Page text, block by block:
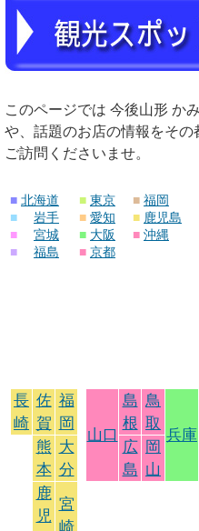
このページでは 今後山形 か
や、話題のお店の情報をそ
ご訪問くださいませ。
■ 北海道
■
岩手
■
宮城
■
福島
■ 東京
■ 愛知
■ 大阪
■ 京都
■ 福岡
■ 鹿児島
■ 沖縄
長
崎
佐
賀
福
岡
山口
島
根
鳥
取
兵庫
熊
本
大
分
広
島
岡
山
鹿
児
宮
崎